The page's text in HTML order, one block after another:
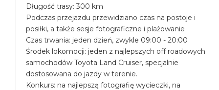
Długość trasy: 300 km
Podczas przejazdu przewidziano czas na postoje i
posiłki, a także sesje fotograficzne i plażowanie
Czas trwania: jeden dzień, zwykle 09:00 - 20:00
Środek lokomocji: jeden z najlepszych off roadowych
samochodów Toyota Land Cruiser, specjalnie
dostosowana do jazdy w terenie.
Konkurs: na najlepszą fotografię wycieczki, na